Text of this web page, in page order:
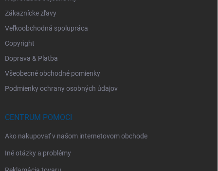
Zákaznícke zľavy
Veľkoobchodná spolupráca
Copyright
Doprava & Platba
Všeobecné obchodné pomienky
Podmienky ochrany osobných údajov
CENTRUM POMOCI
Ako nakupovať v našom internetovom obchode
Iné otázky a problémy